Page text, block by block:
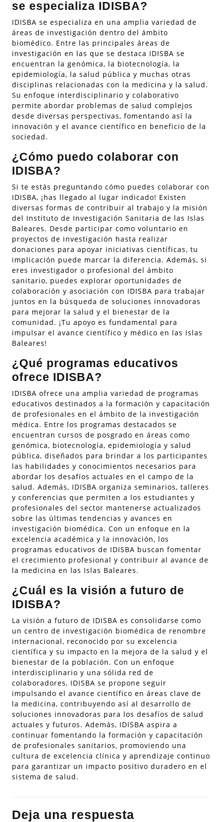
se especializa IDISBA?
IDISBA se especializa en una amplia variedad de
áreas de investigación dentro del ámbito
biomédico. Entre las principales áreas de
investigación en las que se destaca IDISBA se
encuentran la genómica, la biotecnología, la
epidemiología, la salud pública y muchas otras
disciplinas relacionadas con la medicina y la salud.
Su enfoque interdisciplinario y colaborativo
permite abordar problemas de salud complejos
desde diversas perspectivas, fomentando así la
innovación y el avance científico en beneficio de la
sociedad.
¿Cómo puedo colaborar con
IDISBA?
Si te estás preguntando cómo puedes colaborar con
IDISBA, ¡has llegado al lugar indicado! Existen
diversas formas de contribuir al trabajo y la misión
del Instituto de Investigación Sanitaria de las Islas
Baleares. Desde participar como voluntario en
proyectos de investigación hasta realizar
donaciones para apoyar iniciativas científicas, tu
implicación puede marcar la diferencia. Además, si
eres investigador o profesional del ámbito
sanitario, puedes explorar oportunidades de
colaboración y asociación con IDISBA para trabajar
juntos en la búsqueda de soluciones innovadoras
para mejorar la salud y el bienestar de la
comunidad. ¡Tu apoyo es fundamental para
impulsar el avance científico y médico en las Islas
Baleares!
¿Qué programas educativos
ofrece IDISBA?
IDISBA ofrece una amplia variedad de programas
educativos destinados a la formación y capacitación
de profesionales en el ámbito de la investigación
médica. Entre los programas destacados se
encuentran cursos de posgrado en áreas como
genómica, biotecnología, epidemiología y salud
pública, diseñados para brindar a los participantes
las habilidades y conocimientos necesarios para
abordar los desafíos actuales en el campo de la
salud. Además, IDISBA organiza seminarios, talleres
y conferencias que permiten a los estudiantes y
profesionales del sector mantenerse actualizados
sobre las últimas tendencias y avances en
investigación biomédica. Con un enfoque en la
excelencia académica y la innovación, los
programas educativos de IDISBA buscan fomentar
el crecimiento profesional y contribuir al avance de
la medicina en las Islas Baleares.
¿Cuál es la visión a futuro de
IDISBA?
La visión a futuro de IDISBA es consolidarse como
un centro de investigación biomédica de renombre
internacional, reconocido por su excelencia
científica y su impacto en la mejora de la salud y el
bienestar de la población. Con un enfoque
interdisciplinario y una sólida red de
colaboradores, IDISBA se propone seguir
impulsando el avance científico en áreas clave de
la medicina, contribuyendo así al desarrollo de
soluciones innovadoras para los desafíos de salud
actuales y futuros. Además, IDISBA aspira a
continuar fomentando la formación y capacitación
de profesionales sanitarios, promoviendo una
cultura de excelencia clínica y aprendizaje continuo
para garantizar un impacto positivo duradero en el
sistema de salud.
Deja una respuesta